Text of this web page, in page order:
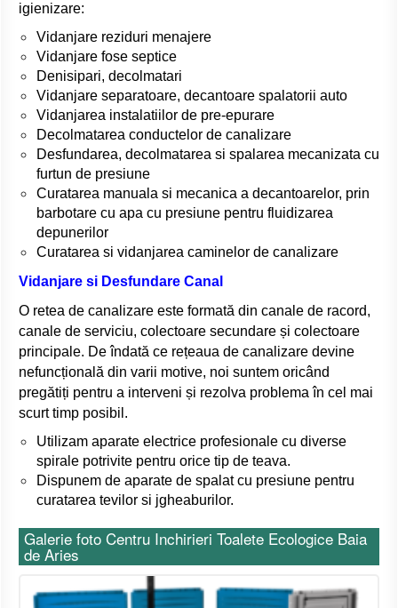
igienizare:
Vidanjare reziduri menajere
Vidanjare fose septice
Denisipari, decolmatari
Vidanjare separatoare, decantoare spalatorii auto
Vidanjarea instalatiilor de pre-epurare
Decolmatarea conductelor de canalizare
Desfundarea, decolmatarea si spalarea mecanizata cu
furtun de presiune
Curatarea manuala si mecanica a decantoarelor, prin
barbotare cu apa cu presiune pentru fluidizarea
depunerilor
Curatarea si vidanjarea caminelor de canalizare
Vidanjare si Desfundare Canal
O retea de canalizare este formată din canale de racord,
canale de serviciu, colectoare secundare și colectoare
principale. De îndată ce rețeaua de canalizare devine
nefuncțională din varii motive, noi suntem oricând
pregătiți pentru a interveni și rezolva problema în cel mai
scurt timp posibil.
Utilizam aparate electrice profesionale cu diverse
spirale potrivite pentru orice tip de teava.
Dispunem de aparate de spalat cu presiune pentru
curatarea tevilor si jgheaburilor.
Galerie foto Centru Inchirieri Toalete Ecologice Baia
de Aries